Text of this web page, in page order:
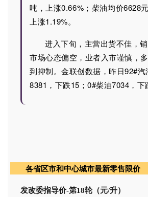
吨，上涨0.66%；柴油均价6628
上涨1.19%。
进入下旬，主营出货不佳，
市场心态偏空，业者入市谨慎，
到抑制。金联创数据，昨日92#汽
8381 ，下跌15 ； 0#柴油7034 ，下
各省区市和中心城市最新零售限价
发改委指导价-第18轮（元/升）